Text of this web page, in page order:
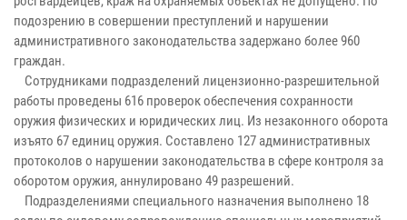
подозрению в совершении преступлений и нарушении
административного законодательства задержано более 960
граждан.
Сотрудниками подразделений лицензионно-разрешительной
работы проведены 616 проверок обеспечения сохранности
оружия физических и юридических лиц. Из незаконного оборота
изъято 67 единиц оружия. Составлено 127 административных
протоколов о нарушении законодательства в сфере контроля за
оборотом оружия, аннулировано 49 разрешений.
Подразделениями специального назначения выполнено 18